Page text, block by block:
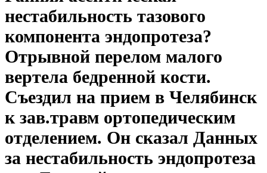
нестабильность тазового
компонента эндопротеза?
Отрывной перелом малого
вертела бедренной кости.
Съездил на прием в Челябинск
к зав.травм ортопедическим
отделением. Он сказал Данных
за нестабильность эндопротеза